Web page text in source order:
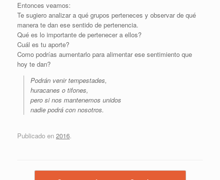
Entonces veamos:
Te sugiero analizar a qué grupos perteneces y observar de qué
manera te dan ese sentido de pertenencia.
Qué es lo importante de pertenecer a ellos?
Cuál es tu aporte?
Como podrías aumentarlo para alimentar ese sentimiento que
hoy te dan?
Podrán venir tempestades,
huracanes o tifones,
pero si nos mantenemos unidos
nadie podrá con nosotros.
Publicado en 2016.